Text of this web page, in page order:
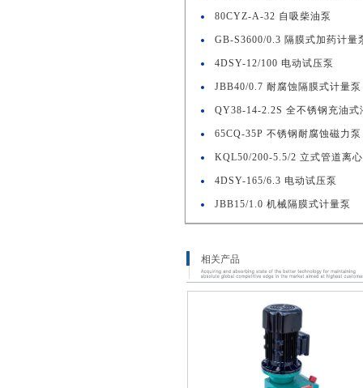
80CYZ-A-32 自吸柴油泵
GB-S3600/0.3 隔膜式加药计量
4DSY-12/100 电动试压泵
JBB40/0.7 耐腐蚀隔膜式计量泵
QY38-14-2.2S 全不锈钢充油式
65CQ-35P 不锈钢耐腐蚀磁力泵
KQL50/200-5.5/2 立式管道离
4DSY-165/6.3 电动试压泵
JBB15/1.0 机械隔膜式计量泵
相关产品